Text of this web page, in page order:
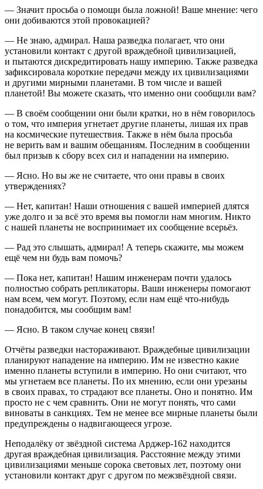
— Значит просьба о помощи была ложной! Ваше мнение: чего
они добиваются этой провокацией?
— Не знаю, адмирал. Наша разведка полагает, что они
установили контакт с другой враждебной цивилизацией,
и пытаются дискредитировать нашу империю. Также разведка
зафиксировала короткие передачи между их цивилизациями
и другими мирными планетами. В том числе и вашей
планетой! Вы можете сказать, что именно они сообщили вам?
— В своём сообщении они были кратки, но в нём говорилось
о том, что империя угнетает другие планеты, лишая их прав
на космические путешествия. Также в нём была просьба
не верить вам и вашим обещаниям. Последним в сообщении
был призыв к сбору всех сил и нападении на империю.
— Ясно. Но вы же не считаете, что они правы в своих
утверждениях?
— Нет, капитан! Наши отношения с вашей империей длятся
уже долго и за всё это время вы помогли нам многим. Никто
с нашей планеты не воспринимает их сообщение всерьёз.
— Рад это слышать, адмирал! А теперь скажите, мы можем
ещё чем ни будь вам помочь?
— Пока нет, капитан! Нашим инженерам почти удалось
полностью собрать репликаторы. Ваши инженеры помогают
нам всем, чем могут. Поэтому, если нам ещё что-нибудь
понадобится, мы сообщим вам!
— Ясно. В таком случае конец связи!
Отчёты разведки настораживают. Враждебные цивилизации
планируют нападение на империю. Им не известно какие
именно планеты вступили в империю. Но они считают, что
мы угнетаем все планеты. По их мнению, если они урезаны
в своих правах, то страдают все планеты. Оно и понятно. Им
просто не с чем сравнить. Они не могут понять, что сами
виноваты в санкциях. Тем не менее все мирные планеты были
предупреждены о надвигающееся угрозе.
Неподалёку от звёздной система Арджер-162 находится
другая враждебная цивилизация. Расстояние между этими
цивилизациями меньше сорока световых лет, поэтому они
установили контакт друг с другом по межзвёздной связи.